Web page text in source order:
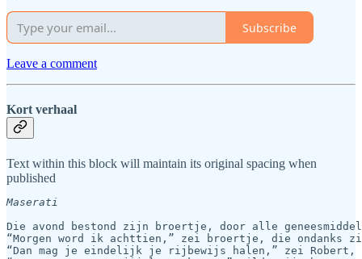
Subscribe
Leave a comment
Kort verhaal
Text within this block will maintain its original spacing when
published
Maserati
Die avond bestond zijn broertje, door alle
“Morgen word ik achttien,” zei broertje, die ondanks
“Dan mag je eindelijk je rijbewijs halen,” zei